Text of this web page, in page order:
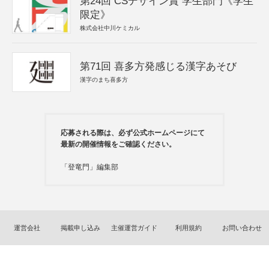
限定》
株式会社中川ケミカル
第71回 喜多方発感じる漢字あそび
漢字のまち喜多方
応募される際は、必ず公式ホームページにて
最新の開催情報をご確認ください。
「登竜門」編集部
運営会社 掲載申し込み 主催運営ガイド 利用規約 お問い合わせ